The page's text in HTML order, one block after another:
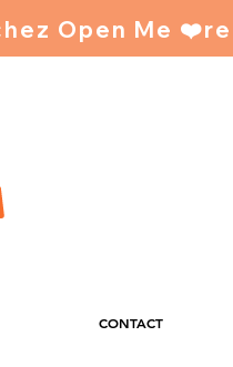
CONTACT